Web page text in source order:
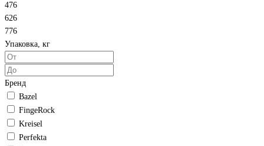
476
626
776
Упаковка, кг
Бренд
Bazel
FingeRock
Kreisel
Perfekta